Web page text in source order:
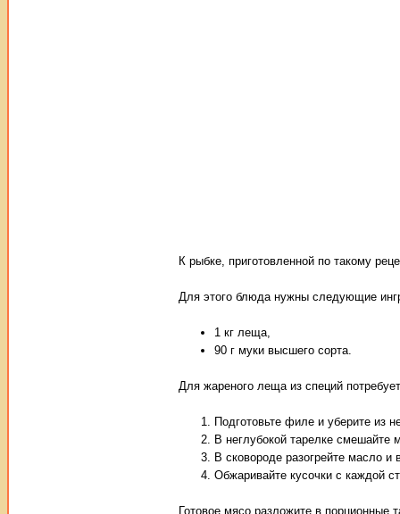
К рыбке, приготовленной по такому
Для этого блюда нужны следующие
1 кг леща,
90 г муки высшего сорта.
Для жареного леща из специй
Подготовьте филе и уберите из
В неглубокой тарелке смешайте
В сковороде разогрейте масло
Обжаривайте кусочки с каждой
Готовое мясо разложите в порционные